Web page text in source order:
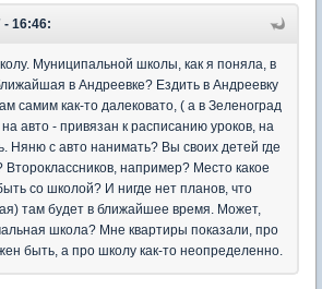
- 16:46:
Муниципальной школы, как я поняла, в
в Андреевке? Ездить в Андреевку
самим как-то далековато, ( а в Зеленоград
авто - привязан к расписанию уроков, на
Няню с авто нанимать? Вы своих детей где
Второклассников, например? Место какое
со школой? И нигде нет планов, что
там будет в ближайшее время. Может,
школа? Мне квартиры показали, про
быть, а про школу как-то неопределенно.